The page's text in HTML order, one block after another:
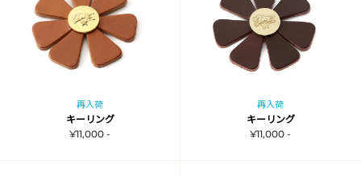
再入荷
キーリング
¥11,000 -
再入荷
キーリング
¥11,000 -